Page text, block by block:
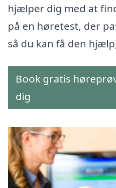
hjælper dig med at
på en høretest, der
så du kan få den
Book gratis
dig